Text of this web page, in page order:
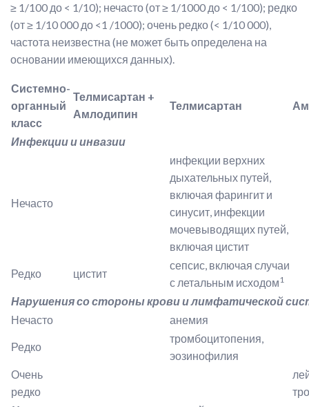
≥ 1/100 до < 1/10); нечасто (от ≥ 1/1000 до < 1/100); редко
(от ≥ 1/10 000 до <1 /1000); очень редко (< 1/10 000),
частота неизвестна (не может быть определена на
основании имеющихся данных).
Системно-
органный
класс
Телмисартан +
Амлодипин
Телмисартан
Инфекции и инвазии
Нечасто
инфекции верхних
дыхательных путей,
включая фарингит и
синусит, инфекции
мочевыводящих путей,
включая цистит
Редко цистит
сепсис, включая случаи
с летальным исходом1
Нарушения со стороны крови и лимфатической
Нечасто
анемия
Редко
тромбоцитопения,
эозинофилия
Очень
редко